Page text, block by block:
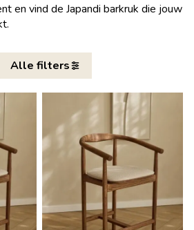
en vind de Japandi barkruk die jouw
Alle filters